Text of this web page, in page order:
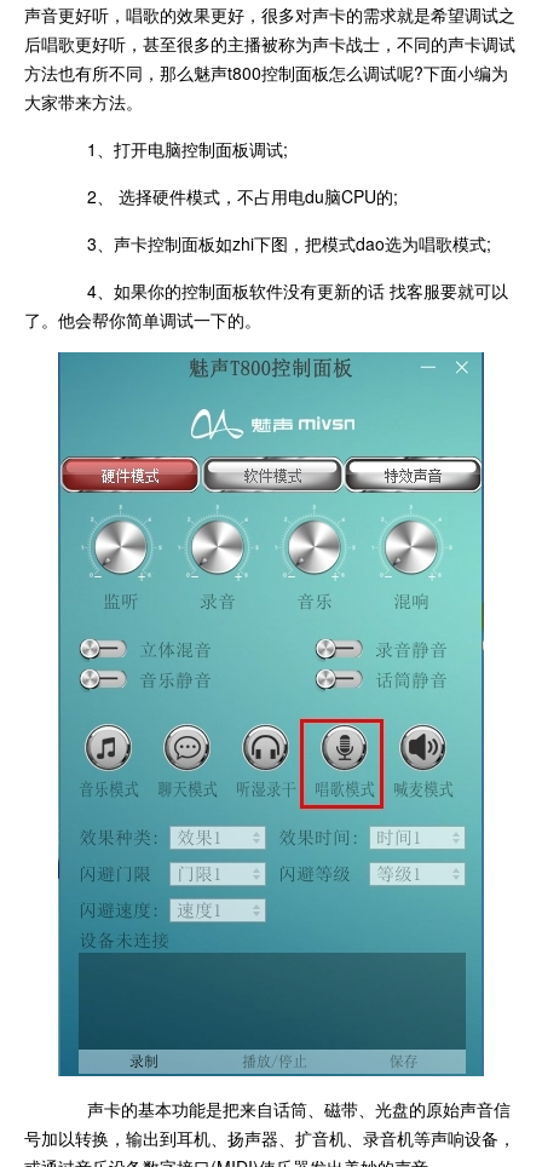
声音更好听，唱歌的效果更好，很多对声卡的需求就是希望调试之
后唱歌更好听，甚至很多的主播被称为声卡战士，不同的声卡调试
方法也有所不同，那么魅声t800控制面板怎么调试呢?下面小编为
大家带来方法。
1、打开电脑控制面板调试;
2、 选择硬件模式，不占用电du脑CPU的;
3、声卡控制面板如zhi下图，把模式dao选为唱歌模式;
4、如果你的控制面板软件没有更新的话 找客服要就可以
了。他会帮你简单调试一下的。
声卡的基本功能是把来自话筒、磁带、光盘的原始声音信
号加以转换，输出到耳机、扬声器、扩音机、录音机等声响设备，